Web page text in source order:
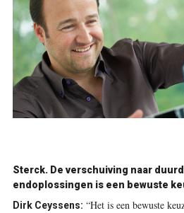
Sterck.De verschuiving naar
endoplossingen is een bewuste
Dirk Ceyssens: “Het is een bewuste